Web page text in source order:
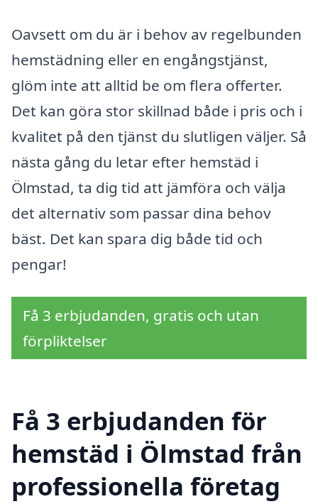
Oavsett om du är i behov av regelbunden
hemstädning eller en engångstjänst,
glöm inte att alltid be om flera offerter.
Det kan göra stor skillnad både i pris och i
kvalitet på den tjänst du slutligen väljer. Så
nästa gång du letar efter hemstäd i
Ölmstad, ta dig tid att jämföra och välja
det alternativ som passar dina behov
bäst. Det kan spara dig både tid och
pengar!
Få 3 erbjudanden, gratis och utan
förpliktelser
Få 3 erbjudanden för
hemstäd i Ölmstad från
professionella företag